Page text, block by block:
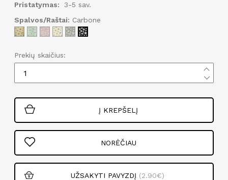
Pristatymas:
3-5 sav.
Spalvos/Raštai: Carbone
Prekių skaičius:
Į KREPŠELĮ
NORĖČIAU
UŽSAKYTI PAVYZDĮ (2.90€)